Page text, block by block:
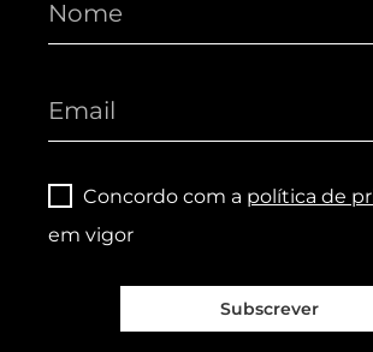
Concordo com a política de
em vigor
Subscrever